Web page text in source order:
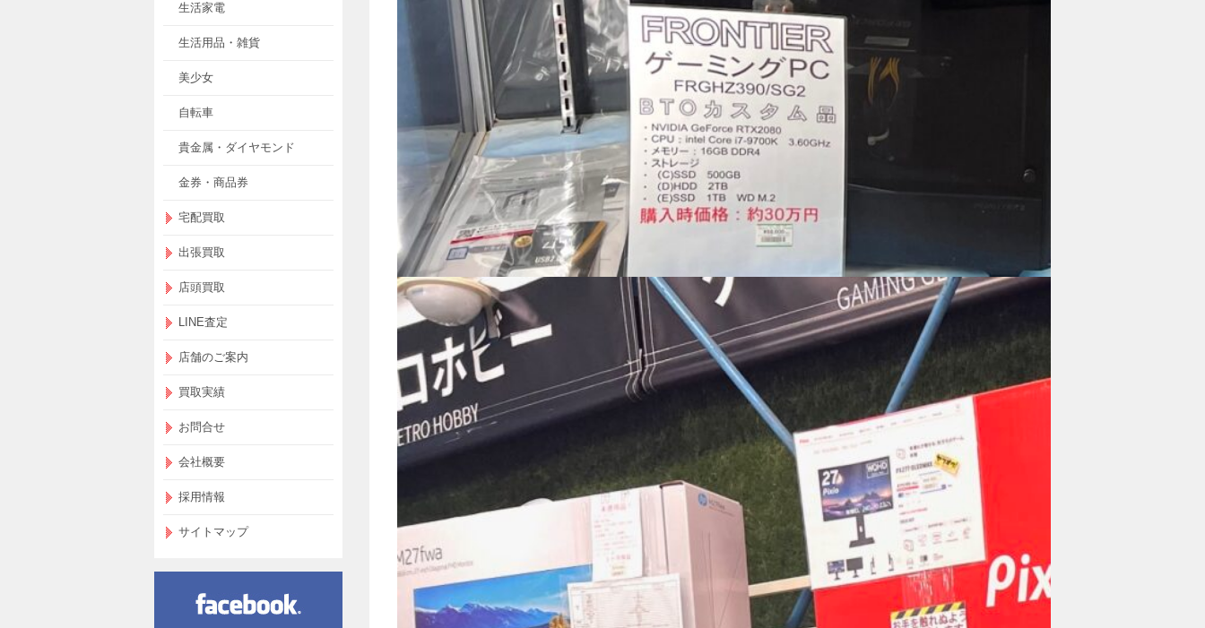
生活家電
生活用品・雑貨
美少女
自転車
貴金属・ダイヤモンド
金券・商品券
宅配買取
出張買取
店頭買取
LINE査定
店舗のご案内
買取実績
お問合せ
会社概要
採用情報
サイトマップ